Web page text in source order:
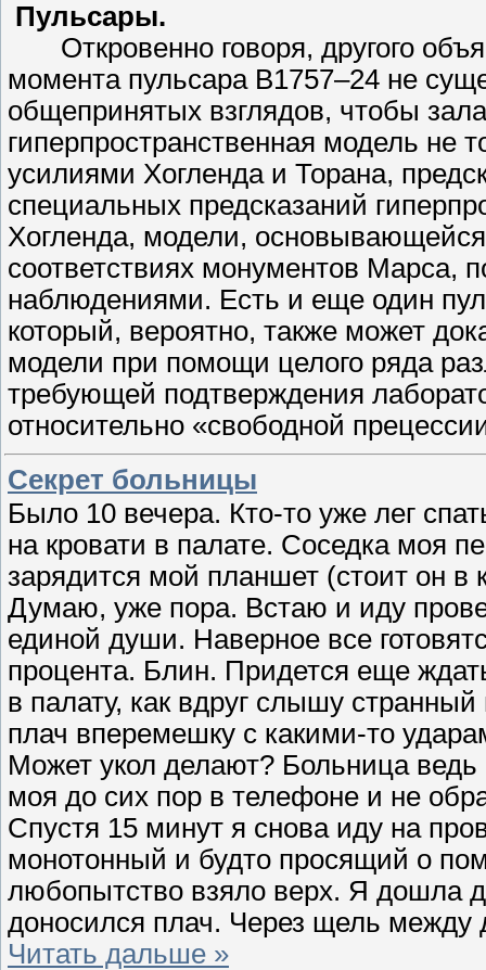
Пульсары.
Откровенно говоря, другого
момента пульсара В1757–24 не
общепринятых взглядов, чтобы
гиперпространственная модель не
усилиями Хогленда и Торана,
специальных предсказаний
Хогленда, модели,
соответствиях монументов Марса,
наблюдениями. Есть и еще один
который, вероятно, также может
модели при помощи целого ряда
требующей подтверждения
относительно «свободной
Секрет больницы
Было 10 вечера. Кто-то уже лег
на кровати в палате. Соседка моя
зарядится мой планшет (стоит он в
Думаю, уже пора. Встаю и иду
единой души. Наверное все
процента. Блин. Придется еще
в палату, как вдруг слышу
плач вперемешку с какими-то
Может укол делают? Больница
моя до сих пор в телефоне и не
Спустя 15 минут я снова иду на
монотонный и будто просящий о
любопытство взяло верх. Я дошла
доносился плач. Через щель
Читать дальше »